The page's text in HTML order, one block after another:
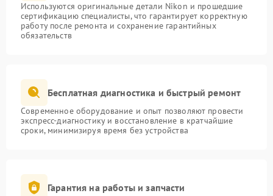
Используются оригинальные детали Nikon и прошедшие
сертификацию специалисты, что гарантирует корректную
работу после ремонта и сохранение гарантийных
обязательств
Бесплатная диагностика и быстрый ремонт
Современное оборудование и опыт позволяют провести
экспресс-диагностику и восстановление в кратчайшие
сроки, минимизируя время без устройства
Гарантия на работы и запчасти